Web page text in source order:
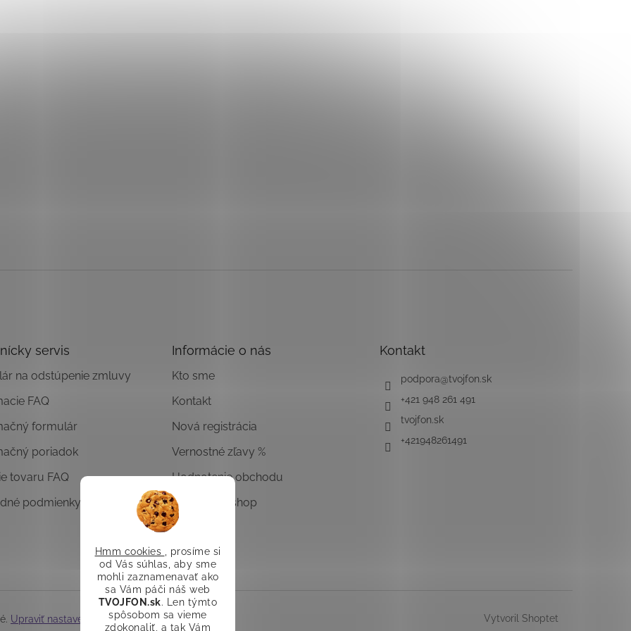
Hmm cookies
, prosíme si
od Vás súhlas, aby sme
mohli zaznamenavať ako
sa Vám páči náš web
TVOJFON.sk. Len týmto
spôsobom sa vieme
zdokonaliť, a tak Vám
servis
na odstúpenie zmluvy
FAQ
formulár
poriadok
tovaru FAQ
podmienky
Informácie o nás
Kto sme
Kontakt
Nová registrácia
Vernostné zľavy %
Hodnotenie obchodu
Overený E-shop
Kontakt
podpora@tvojfon.sk
+421 948 261 491
tvojfon.sk
+421948261491
Vytvoril Shoptet
Upraviť nastavenie cookies